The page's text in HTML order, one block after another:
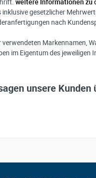
Firma:
Name*:
e-mail*:
Zustimmung zur
werden. Die
die Zukunft per
inklusive gesetzlicher
nach
verwendeten Markennamen,
im Eigentum des jeweiligen
unsere Kunden